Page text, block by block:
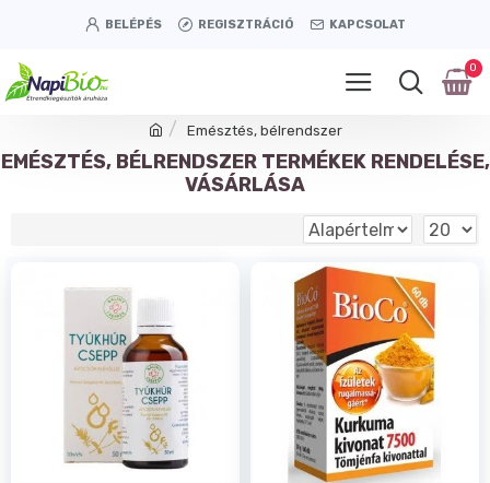
BELÉPÉS REGISZTRÁCIÓ KAPCSOLAT
0
Emésztés, bélrendszer
EMÉSZTÉS, BÉLRENDSZER TERMÉKEK RENDELÉSE,
VÁSÁRLÁSA